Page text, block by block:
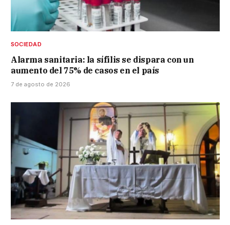
SOCIEDAD
Alarma sanitaria: la sífilis se dispara con un
aumento del 75% de casos en el país
7 de agosto de 2026